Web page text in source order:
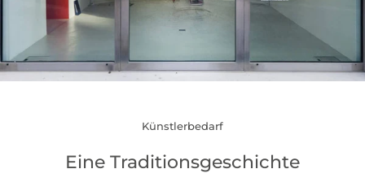
Künstlerbedarf
Eine Traditionsgeschichte